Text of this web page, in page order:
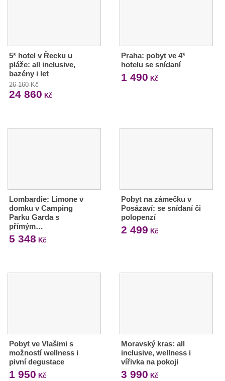
5* hotel v Řecku u
pláže: all inclusive,
bazény i let
26 160 Kč
24 860 Kč
Praha: pobyt ve 4*
hotelu se snídaní
1 490 Kč
Lombardie: Limone v
domku v Camping
Parku Garda s
přímým…
5 348 Kč
Pobyt na zámečku v
Posázaví: se snídaní či
polopenzí
2 499 Kč
Pobyt ve Vlašimi s
možností wellness i
pivní degustace
1 950 Kč
Moravský kras: all
inclusive, wellness i
vířivka na pokoji
3 990 Kč